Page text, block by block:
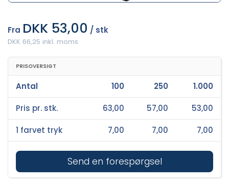
Fra DKK 53,00 / stk
DKK 66,25 inkl. moms
PRISOVERSIGT
Send en forespørgsel
Antal 100 250 1.000
Pris pr. stk. 63,00 57,00 53,00
1 farvet tryk 7,00 7,00 7,00